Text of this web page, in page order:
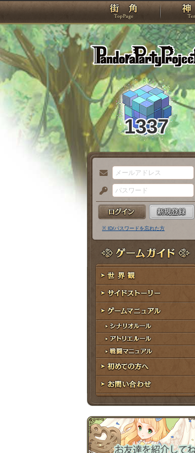
TOP
1337
メ
ー
ル
ア
ド
レ
ス
パ
ス
ー
ド
※ ID/パスワードを忘れた方
ゲームガイド
世界観
サイドストーリー
ゲームマニュアル
シナリオルール
アトリエルール
戦闘マニュアル
初めての方へ
お問い合わせ